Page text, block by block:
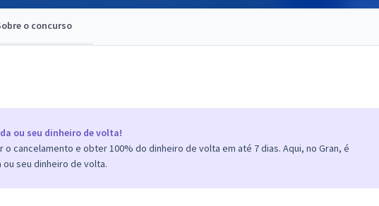
o concurso
ou seu dinheiro de volta!
cancelamento e obter 100% do dinheiro de volta em até 7 dias. Aqui, no Gran, é
seu dinheiro de volta.